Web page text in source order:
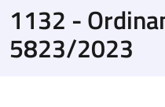
1132 -
5823/2023